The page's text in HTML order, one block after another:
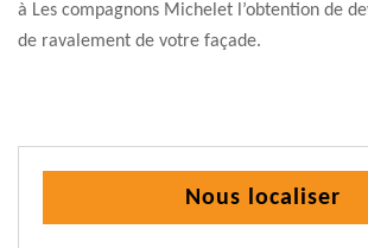
à Les compagnons Michelet l’obtention de
de ravalement de votre façade.
Nous localiser